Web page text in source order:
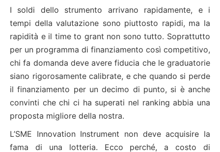
I soldi dello strumento arrivano rapidamente, e i
tempi della valutazione sono piuttosto rapidi, ma la
rapidità e il time to grant non sono tutto. Soprattutto
per un programma di finanziamento così competitivo,
chi fa domanda deve avere fiducia che le graduatorie
siano rigorosamente calibrate, e che quando si perde
il finanziamento per un decimo di punto, si è anche
convinti che chi ci ha superati nel ranking abbia una
proposta migliore della nostra.
L’SME Innovation Instrument non deve acquisire la
fama di una lotteria. Ecco perché, a costo di